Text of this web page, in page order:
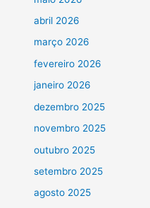
abril 2026
março 2026
fevereiro 2026
janeiro 2026
dezembro 2025
novembro 2025
outubro 2025
setembro 2025
agosto 2025